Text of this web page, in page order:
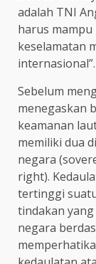
adalah TNI
harus mampu
keselamatan
internasional”.
Sebelum
menegaskan
keamanan
memiliki dua
negara
right).
tertinggi
tindakan
negara